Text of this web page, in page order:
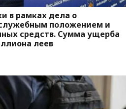
в рамках дела о
положением и
средств. Сумма ущерба
леев